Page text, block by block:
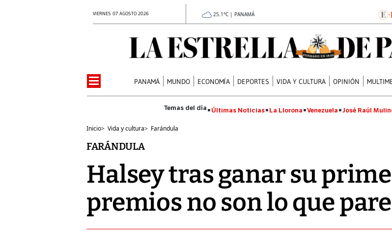
VIERNES 07 AGOSTO 2026 25.1°C | PANAMÁ
PANAMÁ MUNDO ECONOMÍA DEPORTES VIDA Y CULTURA OPINIÓN
Últimas Noticias La Llorona Venezuela José Raúl
Inicio> Vida y cultura> Farándula
FARÁNDULA
Halsey tras ganar su
premios no son lo que